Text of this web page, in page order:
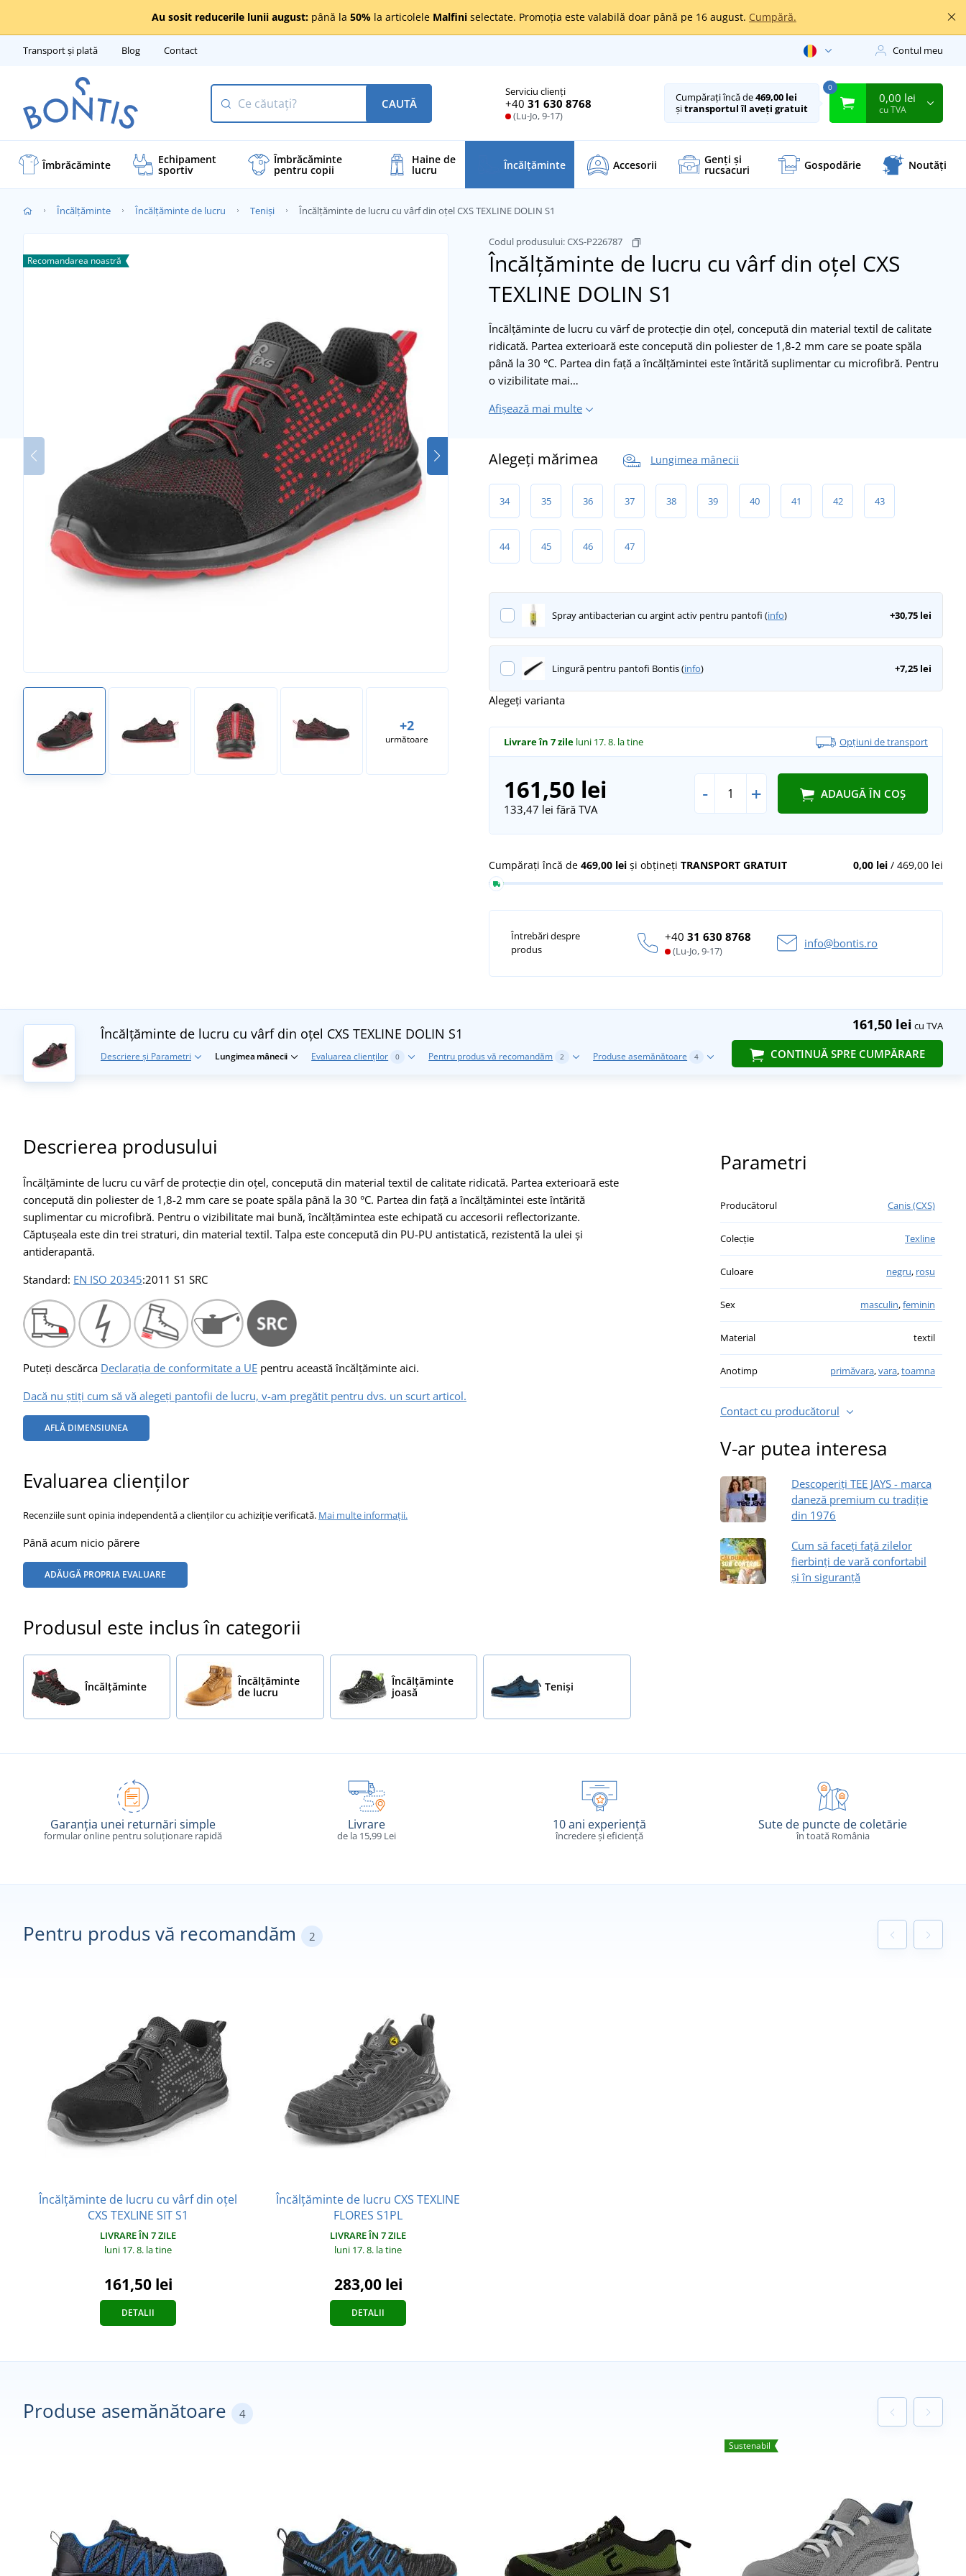
Au sosit reducerile lunii august: până la 50% la articolele Malfini selectate. Promoția este valabilă doar până pe 16 august. Cumpără.
Transport și plată Blog Contact Contul meu
Serviciu clienți
+40 31 630 8768
(Lu-Jo, 9-17)
CAUTĂ Cumpărați încă de469,00 lei
șitransportul îl aveți gratuit
0
0,00 lei
cu TVA
Îmbrăcăminte Echipament
sportiv
Îmbrăcăminte
pentru copii
Haine de
lucru Încălţăminte Accesorii Genți și
rucsacuri Gospodărie Noutăți
Încălţăminte Încălțăminte de lucru Teniși Încălțăminte de lucru cu vârf din oțel CXS TEXLINE DOLIN S1
Codul produsului:CXS-P226787
Încălțăminte de lucru cu vârf din oțel CXS
TEXLINE DOLIN S1
+2
următoare
Recomandarea noastră
Încălțăminte de lucru cu vârf de protecție din oțel, concepută din material textil de calitate
ridicată. Partea exterioară este concepută din poliester de 1,8-2 mm care se poate spăla
până la 30 °C. Partea din faţă a încălțămintei este întărită suplimentar cu microfibră. Pentru
o vizibilitate mai…
Afișează mai multe
Alegeți mărimea Lungimea mânecii
34 35 36 37 38 39 40 41 42 43
44 45 46 47
Spray antibacterian cu argint activ pentru pantofi (info) +30,75 lei
Lingură pentru pantofi Bontis (info) +7,25 lei
Alegeți varianta
Livrare în 7 zile luni 17. 8. la tine Opțiuni de transport
161,50 lei
133,47 lei fără TVA
- + ADAUGĂ ÎN COȘ
0,00 lei/ 469,00 lei
Cumpărați încă de 469,00 lei și obțineți TRANSPORT GRATUIT
Întrebări despre
produs
+40 31 630 8768
(Lu-Jo, 9-17)
info@bontis.ro
161,50 lei cu TVA
CONTINUĂ SPRE CUMPĂRARE
Încălțăminte de lucru cu vârf din oțel CXS TEXLINE DOLIN S1
Descriere și Parametri Lungimea mânecii Evaluarea clienților 0 Pentru produs vă recomandăm 2 Produse asemănătoare 4
Descrierea produsului
Încălțăminte de lucru cu vârf de protecție din oțel, concepută din material textil de calitate ridicată. Partea exterioară este
concepută din poliester de 1,8-2 mm care se poate spăla până la 30 °C. Partea din faţă a încălțămintei este întărită
suplimentar cu microfibră. Pentru o vizibilitate mai bună, încălțămintea este echipată cu accesorii reflectorizante.
Căptușeala este din trei straturi, din material textil. Talpa este concepută din PU-PU antistatică, rezistentă la ulei și
antiderapantă.
Standard: EN ISO 20345:2011 S1 SRC
Puteți descărca Declarația de conformitate a UE pentru această încălțăminte aici.
Dacă nu știți cum să vă alegeți pantofii de lucru, v-am pregătit pentru dvs. un scurt articol.
AFLĂ DIMENSIUNEA
Evaluarea clienților
Recenziile sunt opinia independentă a clienților cu achiziție verificată. Mai multe informații.
Până acum nicio părere
ADĂUGĂ PROPRIA EVALUARE
Produsul este inclus în categorii
Încălţăminte
Încălțăminte
de lucru
Încălțăminte
joasă
Teniși
Parametri
Producătorul Canis (CXS)
Colecție Texline
Culoare negru, roșu
Sex masculin,feminin
Material textil
Anotimp primăvara,vara,toamna
Contact cu producătorul
V-ar putea interesa
Descoperiți TEE JAYS - marca
daneză premium cu tradiție
din 1976
Cum să faceți față zilelor
fierbinți de vară confortabil
și în siguranță
Garanția unei returnări simple
formular online pentru soluționare rapidă
Livrare
de la 15,99 Lei
10 ani experiență
încredere și eficiență
Sute de puncte de coletărie
în toată România
Pentru produs vă recomandăm 2
Încălțăminte de lucru cu vârf din oțel
CXS TEXLINE SIT S1
LIVRARE ÎN 7 ZILE
luni 17. 8. la tine
161,50 lei
DETALII
Încălțăminte de lucru CXS TEXLINE
FLORES S1PL
LIVRARE ÎN 7 ZILE
luni 17. 8. la tine
283,00 lei
DETALII
Produse asemănătoare 4
Sustenabil